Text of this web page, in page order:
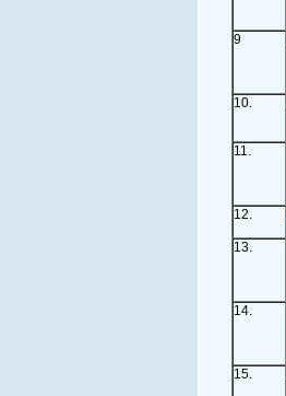
9
10.
11.
12.
13.
14.
15.